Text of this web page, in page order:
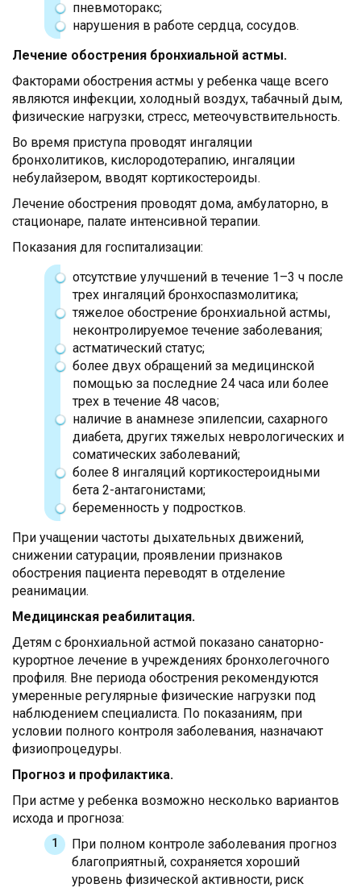
пневмоторакс;
нарушения в работе сердца, сосудов.
Лечение обострения бронхиальной астмы.
Факторами обострения астмы у ребенка чаще всего
являются инфекции, холодный воздух, табачный дым,
физические нагрузки, стресс, метеочувствительность.
Во время приступа проводят ингаляции
бронхолитиков, кислородотерапию, ингаляции
небулайзером, вводят кортикостероиды.
Лечение обострения проводят дома, амбулаторно, в
стационаре, палате интенсивной терапии.
Показания для госпитализации:
отсутствие улучшений в течение 1–3 ч после
трех ингаляций бронхоспазмолитика;
тяжелое обострение бронхиальной астмы,
неконтролируемое течение заболевания;
астматический статус;
более двух обращений за медицинской
помощью за последние 24 часа или более
трех в течение 48 часов;
наличие в анамнезе эпилепсии, сахарного
диабета, других тяжелых неврологических и
соматических заболеваний;
более 8 ингаляций кортикостероидными
бета 2-антагонистами;
беременность у подростков.
При учащении частоты дыхательных движений,
снижении сатурации, проявлении признаков
обострения пациента переводят в отделение
реанимации.
Медицинская реабилитация.
Детям с бронхиальной астмой показано санаторно-
курортное лечение в учреждениях бронхолегочного
профиля. Вне периода обострения рекомендуются
умеренные регулярные физические нагрузки под
наблюдением специалиста. По показаниям, при
условии полного контроля заболевания, назначают
физиопроцедуры.
Прогноз и профилактика.
При астме у ребенка возможно несколько вариантов
исхода и прогноза:
При полном контроле заболевания прогноз
благоприятный, сохраняется хороший
уровень физической активности, риск